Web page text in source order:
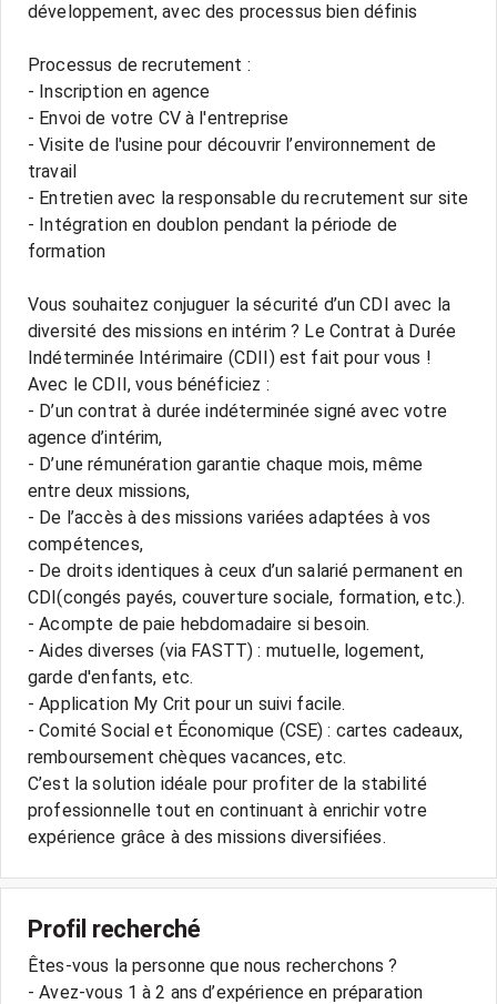
développement, avec des processus bien définis
Processus de recrutement :
- Inscription en agence
- Envoi de votre CV à l'entreprise
- Visite de l'usine pour découvrir l’environnement de
travail
- Entretien avec la responsable du recrutement sur site
- Intégration en doublon pendant la période de
formation
Vous souhaitez conjuguer la sécurité d’un CDI avec la
diversité des missions en intérim ? Le Contrat à Durée
Indéterminée Intérimaire (CDII) est fait pour vous !
Avec le CDII, vous bénéficiez :
- D’un contrat à durée indéterminée signé avec votre
agence d’intérim,
- D’une rémunération garantie chaque mois, même
entre deux missions,
- De l’accès à des missions variées adaptées à vos
compétences,
- De droits identiques à ceux d’un salarié permanent en
CDI(congés payés, couverture sociale, formation, etc.).
- Acompte de paie hebdomadaire si besoin.
- Aides diverses (via FASTT) : mutuelle, logement,
garde d'enfants, etc.
- Application My Crit pour un suivi facile.
- Comité Social et Économique (CSE) : cartes cadeaux,
remboursement chèques vacances, etc.
C’est la solution idéale pour profiter de la stabilité
professionnelle tout en continuant à enrichir votre
Profil recherché
Êtes-vous la personne que nous recherchons ?
- Avez-vous 1 à 2 ans d’expérience en préparation